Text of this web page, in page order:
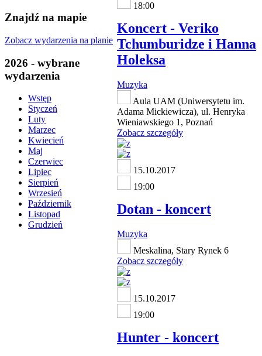
Znajdź na mapie
Zobacz wydarzenia na planie
2026 - wybrane
wydarzenia
Wstęp
Styczeń
Luty
Marzec
Kwiecień
Maj
Czerwiec
Lipiec
Sierpień
Wrzesień
Październik
Listopad
Grudzień
18:00
Koncert - Veriko
Tchumburidze i Hanna
Holeksa
Muzyka
Aula UAM (Uniwersytetu im.
Adama Mickiewicza), ul. Henryka
Wieniawskiego 1, Poznań
Zobacz szczegóły
15.10.2017
19:00
Dotan - koncert
Muzyka
Meskalina, Stary Rynek 6
Zobacz szczegóły
15.10.2017
19:00
Hunter - koncert